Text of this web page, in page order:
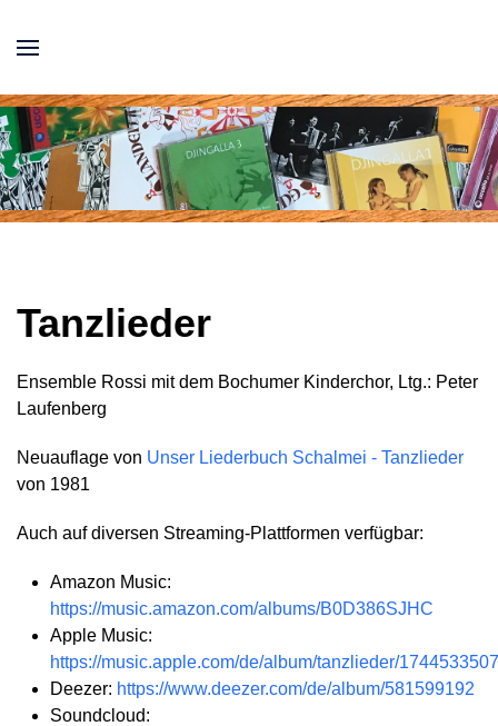
Tanzlieder
Ensemble Rossi mit dem Bochumer Kinderchor, Ltg.: Peter
Laufenberg
Neuauflage von Unser Liederbuch Schalmei - Tanzlieder
von 1981
Auch auf diversen Streaming-Plattformen verfügbar:
Amazon Music:
https://music.amazon.com/albums/B0D386SJHC
Apple Music:
https://music.apple.com/de/album/tanzlieder/1744533507
Deezer: https://www.deezer.com/de/album/581599192
Soundcloud: